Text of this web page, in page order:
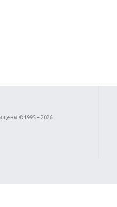
©1995 – 2026